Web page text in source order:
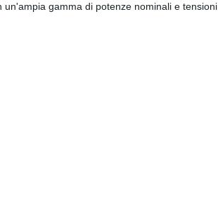
gamma di potenze nominali e tensioni